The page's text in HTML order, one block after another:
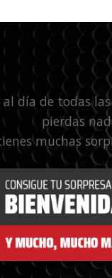
día de todas
pierdas
muchas